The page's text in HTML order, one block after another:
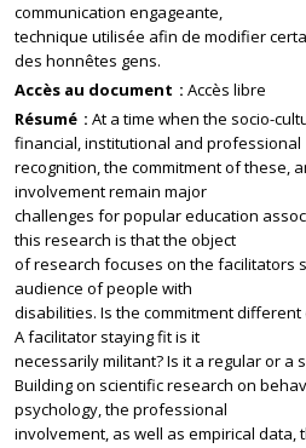
communication engageante,
technique utilisée afin de modifier
des honnêtes gens.
Accès au document
Accès libre
Résumé
At a time when the socio-
financial, institutional and professional
recognition, the commitment of these,
involvement remain major
challenges for popular education
this research is that the object
of research focuses on the facilitators
audience of people with
disabilities. Is the commitment
A facilitator staying fit is it
necessarily militant? Is it a regular or a
Building on scientific research on
psychology, the professional
involvement, as well as empirical